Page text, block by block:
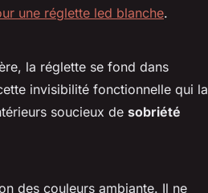
une réglette led blanche.
la réglette se fond dans
invisibilité fonctionnelle qui la
soucieux de sobriété
des couleurs ambiante. Il ne